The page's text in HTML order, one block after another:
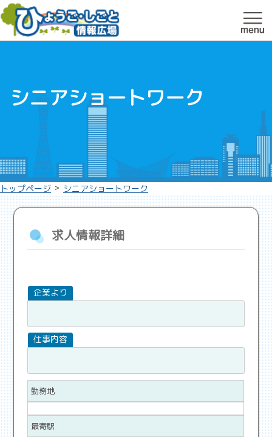
シニアショートワーク
トップページ > シニアショートワーク
求人情報詳細
勤務地
最寄駅